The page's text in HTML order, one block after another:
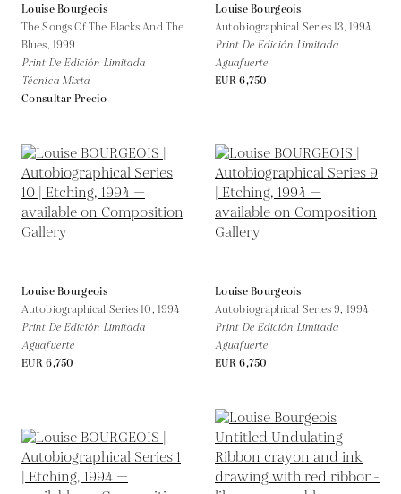
Louise Bourgeois
The Songs Of The Blacks And The
Blues, 1999
Print De Edición Limitada
Técnica Mixta
Consultar Precio
Louise Bourgeois
Autobiographical Series 13, 1994
Print De Edición Limitada
Aguafuerte
EUR 6,750
Louise Bourgeois
Autobiographical Series 10, 1994
Print De Edición Limitada
Aguafuerte
EUR 6,750
Louise Bourgeois
Autobiographical Series 9, 1994
Print De Edición Limitada
Aguafuerte
EUR 6,750